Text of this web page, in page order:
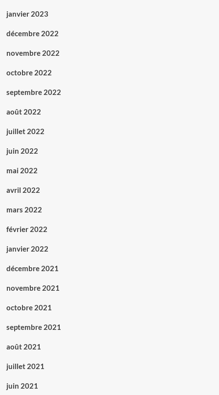
janvier 2023
décembre 2022
novembre 2022
octobre 2022
septembre 2022
août 2022
juillet 2022
juin 2022
mai 2022
avril 2022
mars 2022
février 2022
janvier 2022
décembre 2021
novembre 2021
octobre 2021
septembre 2021
août 2021
juillet 2021
juin 2021